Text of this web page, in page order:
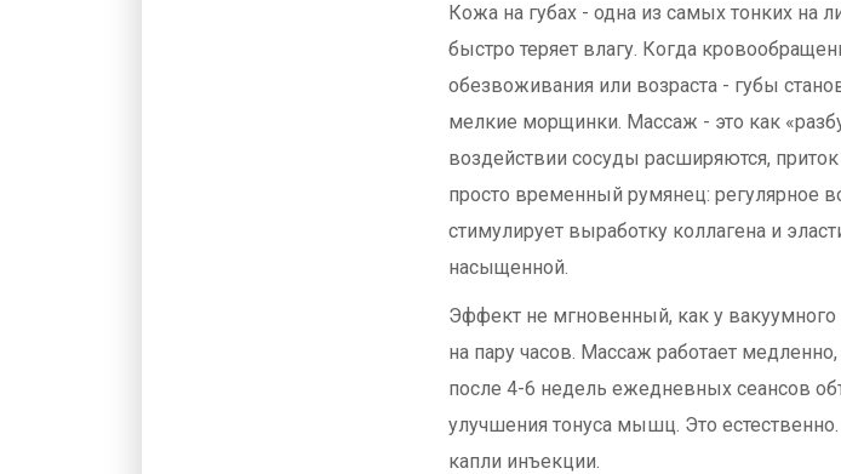
Кожа на губах - одна из самых тонких на
быстро теряет влагу. Когда
обезвоживания или возраста - губы
мелкие морщинки. Массаж - это как
воздействии сосуды расширяются,
просто временный румянец: регулярное
стимулирует выработку коллагена и
насыщенной.
Эффект не мгновенный, как у
на пару часов. Массаж работает
после 4-6 недель ежедневных сеансов
улучшения тонуса мышц. Это
капли инъекции.